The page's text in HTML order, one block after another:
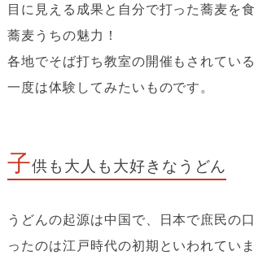
目に見える成果と自分で打った蕎麦を
蕎麦うちの魅力！
各地でそば打ち教室の開催もされてい
一度は体験してみたいものです。
子供も大人も大好きなうどん
うどんの起源は中国で、日本で庶民の
ったのは江戸時代の初期といわれてい